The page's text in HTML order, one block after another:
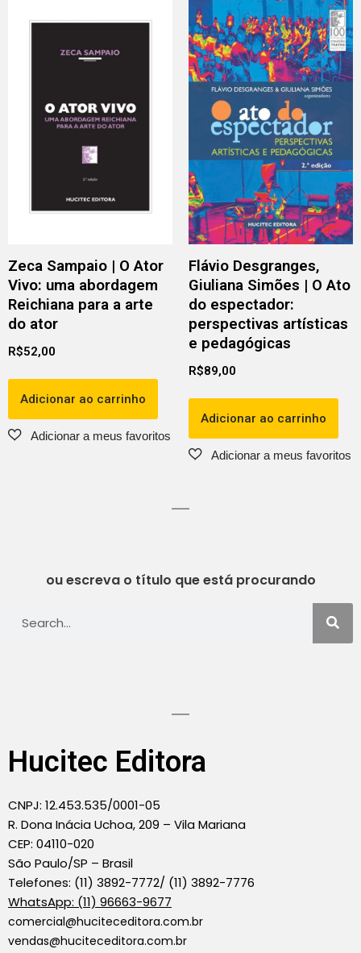
Zeca Sampaio | O Ator
Vivo: uma abordagem
Reichiana para a arte
do ator
R$52,00
Adicionar ao carrinho
Flávio Desgranges,
Giuliana Simões | O Ato
do espectador:
perspectivas artísticas
e pedagógicas
R$89,00
Adicionar ao carrinho
ou escreva o título que está procurando
Hucitec Editora
CNPJ: 12.453.535/0001-05
R. Dona Inácia Uchoa, 209 – Vila Mariana
CEP: 04110-020
São Paulo/SP – Brasil
Telefones: (11) 3892-7772/ (11) 3892-7776
WhatsApp: (11) 96663-9677
comercial@huciteceditora.com.br
vendas@huciteceditora.com.br